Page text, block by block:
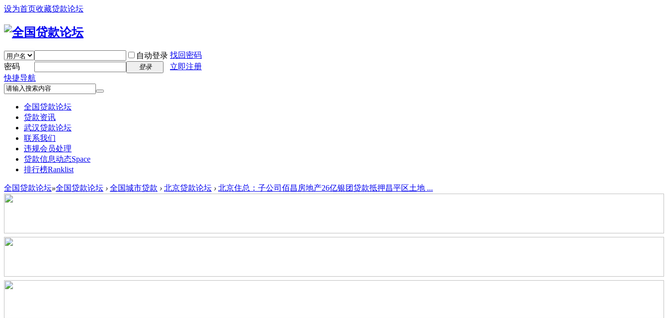
设为首页收藏贷款论坛
自动登录 找回密码
密码
登录
立即注册
快捷导航
全国贷款论坛
贷款资讯
武汉贷款论坛
联系我们
违规会员处理
贷款信息动态Space
排行榜Ranklist
全国贷款论坛»全国贷款论坛 › 全国城市贷款 › 北京贷款论坛 › 北京住总：子公司佰昌房地产26亿银团贷款抵押昌平区土地 ...